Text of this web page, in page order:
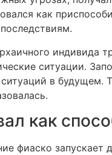
как
индивида
ситуации.
в будущем.
как
фиаско запускает